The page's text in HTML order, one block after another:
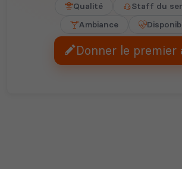
Qualité
Staff du
Ambiance
Donner le premier